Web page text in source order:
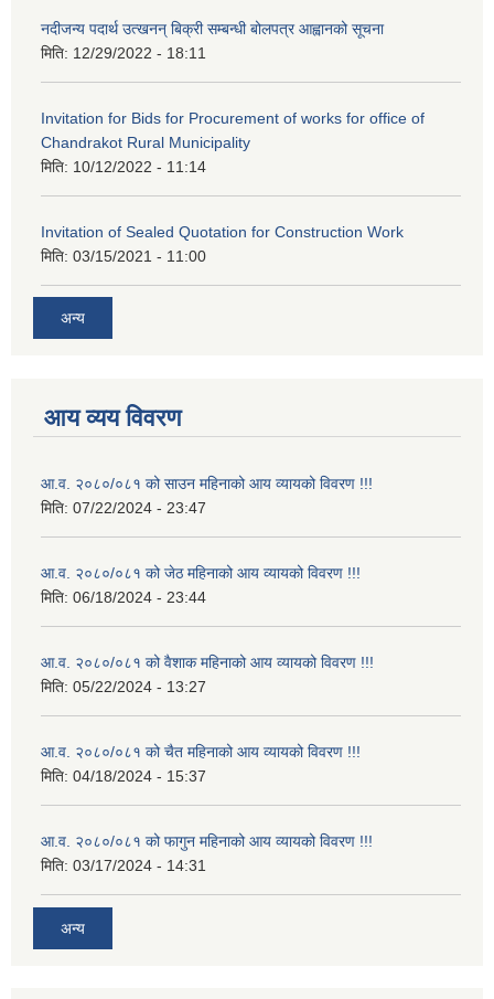
नदीजन्य पदार्थ उत्खनन् बिक्री सम्बन्धी बोलपत्र आह्वानको सूचना
मिति: 12/29/2022 - 18:11
Invitation for Bids for Procurement of works for office of
Chandrakot Rural Municipality
मिति: 10/12/2022 - 11:14
Invitation of Sealed Quotation for Construction Work
मिति: 03/15/2021 - 11:00
अन्य
आय व्यय विवरण
आ.व. २०८०/०८१ को साउन महिनाको आय व्यायको विवरण !!!
मिति: 07/22/2024 - 23:47
आ.व. २०८०/०८१ को जेठ महिनाको आय व्यायको विवरण !!!
मिति: 06/18/2024 - 23:44
आ.व. २०८०/०८१ को वैशाक महिनाको आय व्यायको विवरण !!!
मिति: 05/22/2024 - 13:27
आ.व. २०८०/०८१ को चैत महिनाको आय व्यायको विवरण !!!
मिति: 04/18/2024 - 15:37
आ.व. २०८०/०८१ को फागुन महिनाको आय व्यायको विवरण !!!
मिति: 03/17/2024 - 14:31
अन्य